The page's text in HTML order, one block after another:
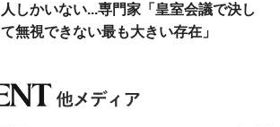
人しかいない...専門家「皇室会議で決し
て無視できない最も大きい存在」